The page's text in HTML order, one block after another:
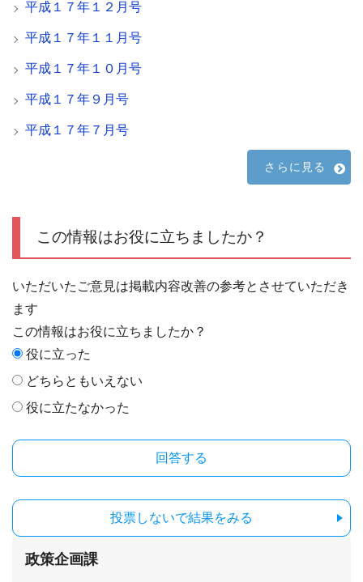
平成１７年１２月号
平成１７年１１月号
平成１７年１０月号
平成１７年９月号
平成１７年７月号
さらに見る
この情報はお役に立ちましたか？
いただいたご意見は掲載内容改善の参考とさせていただき
ます
この情報はお役に立ちましたか？
役に立った
どちらともいえない
役に立たなかった
投票しないで結果をみる
政策企画課